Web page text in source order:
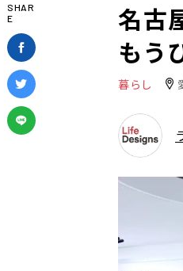
SHAR
E
名古
もう
暮らし